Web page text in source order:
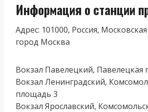
Информация о станции
Адрес: 101000, Россия,
город Москва
Вокзал Павелецкий, Павелецкая
Вокзал Ленинградский,
площадь 3
Вокзал Ярославский,